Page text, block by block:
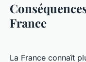
France
La France connaît